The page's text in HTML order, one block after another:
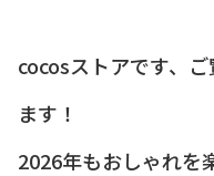
cocosストアです、
ます！
2026年もおしゃれを